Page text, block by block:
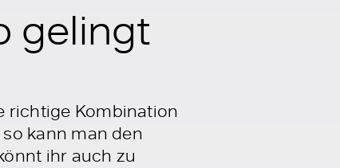
gelingt
richtige Kombination
kann man den
ihr auch zu